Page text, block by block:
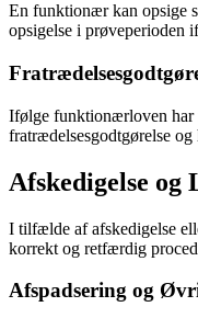
En funktionær kan opsige
opsigelse i prøveperioden
Ifølge funktionærloven har
fratrædelsesgodtgørelse
Afskedigelse
I tilfælde af afskedigelse
korrekt og retfærdig
Afspadsering og